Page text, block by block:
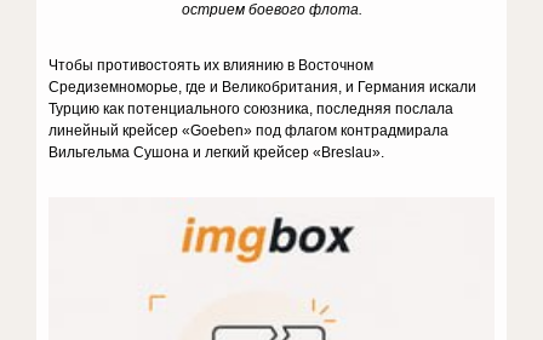
острием боевого флота.
Чтобы противостоять их влиянию в Восточном
Средиземноморье, где и Великобритания, и Германия искали
Турцию как потенциального союзника, последняя послала
линейный крейсер «Goeben» под флагом контрадмирала
Вильгельма Сушона и легкий крейсер «Breslau».